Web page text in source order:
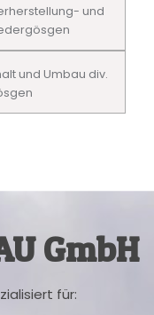
und
und Umbau div.
GmbH
für: